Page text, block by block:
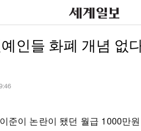
인들 화폐 개념 없
준이 논란이 됐던 월급 1000만